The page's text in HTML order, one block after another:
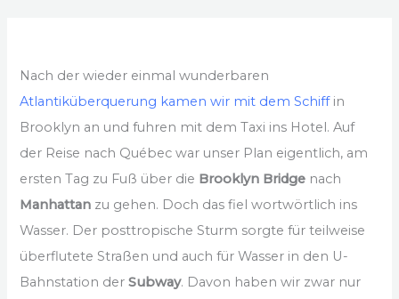
Nach der wieder einmal wunderbaren
Atlantiküberquerung kamen wir mit dem Schiffin
Brooklyn an und fuhren mit dem Taxi ins Hotel. Auf
der Reise nach Québec war unser Plan eigentlich, am
ersten Tag zu Fuß über die Brooklyn Bridge nach
Manhattan zu gehen. Doch das fiel wortwörtlich ins
Wasser. Der posttropische Sturm sorgte für teilweise
überflutete Straßen und auch für Wasser in den U-
Bahnstation derSubway. Davon haben wir zwar nur